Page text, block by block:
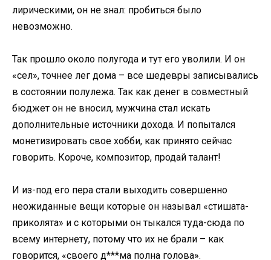
лирическими, он не знал: пробиться было
невозможно.
Так прошло около полугода и тут его уволили. И он
«сел», точнее лег дома – все шедевры записывались
в состоянии полулежа. Так как денег в совместный
бюджет он не вносил, мужчина стал искать
дополнительные источники дохода. И попытался
монетизировать свое хобби, как принято сейчас
говорить. Короче, композитор, продай талант!
И из-под его пера стали выходить совершенно
неожиданные вещи которые он называл «стишата-
приколята» и с которыми он тыкался туда-сюда по
всему интернету, потому что их не брали – как
говорится, «своего д***ма полна голова».